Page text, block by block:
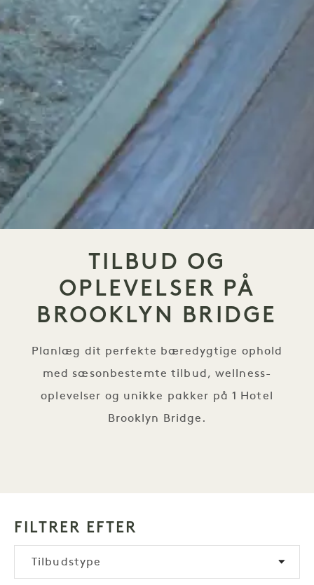
TILBUD OG
OPLEVELSER PÅ
BROOKLYN BRIDGE
Planlæg dit perfekte bæredygtige ophold
med sæsonbestemte tilbud, wellness-
oplevelser og unikke pakker på 1 Hotel
Brooklyn Bridge.
FILTRER EFTER
Tilbudstype